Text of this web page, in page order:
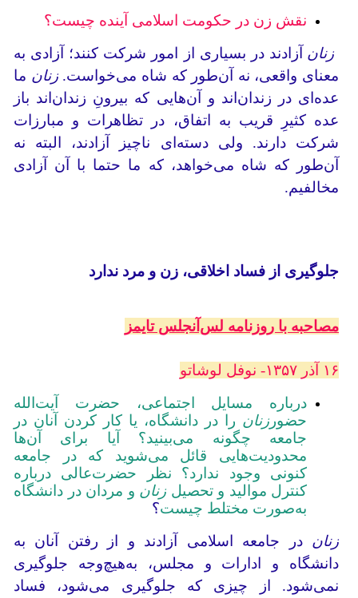
نقش زن در حکومت اسلامی آینده چیست؟
زنان آزادند در بسیاری از امور شرکت کنند؛ آزادی به
معنای واقعی، نه آن‌طور که شاه می‌خواست. زنان ما
عده‌ای در زندان‌اند و آن‌هایی که بیرونِ زندان‌اند باز
عده کثیرِ قریب به اتفاق، در تظاهرات و مبارزات
شرکت دارند. ولی دسته‌ای ناچیز آزادند، البته نه
آن‌طور که شاه می‌خواهد، که ما حتما با آن آزادی
مخالفیم.
جلوگیری از فساد اخلاقی، زن و مرد ندارد
مصاحبه با روزنامه لس‌آنجلس تایمز
۱۶ آذر ۱۳۵۷- نوفل لوشاتو
درباره مسایل اجتماعی، حضرت آیت‌الله
حضور زنان را در دانشگاه، یا کار کردن آنان در
جامعه چگونه می‌بینید؟ آیا برای آن‌ها
محدودیت‌هایی قائل می‌شوید که در جامعه
کنونی وجود ندارد؟ نظر حضرت‌عالی درباره
کنترل موالید و تحصیل زنان و مردان در دانشگاه
به‌صورت مختلط چیست؟
زنان در جامعه اسلامی آزادند و از رفتن آنان به
دانشگاه و ادارات و مجلس، به‌هیچ‌وجه جلوگیری
نمی‌شود. از چیزی که جلوگیری می‌شود، فساد